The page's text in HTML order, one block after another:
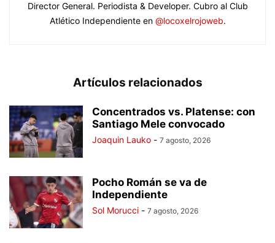
Director General. Periodista & Developer. Cubro al Club
Atlético Independiente en @locoxelrojoweb.
Artículos relacionados
Concentrados vs. Platense: con
Santiago Mele convocado
Joaquin Lauko - 7 agosto, 2026
Pocho Román se va de
Independiente
Sol Morucci - 7 agosto, 2026